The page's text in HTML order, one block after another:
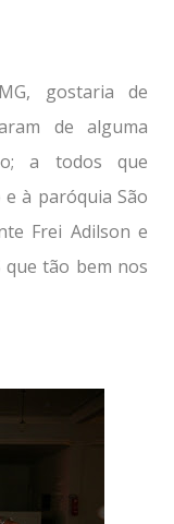
gostaria de
de alguma
a todos que
à paróquia São
Frei Adilson e
que tão bem nos